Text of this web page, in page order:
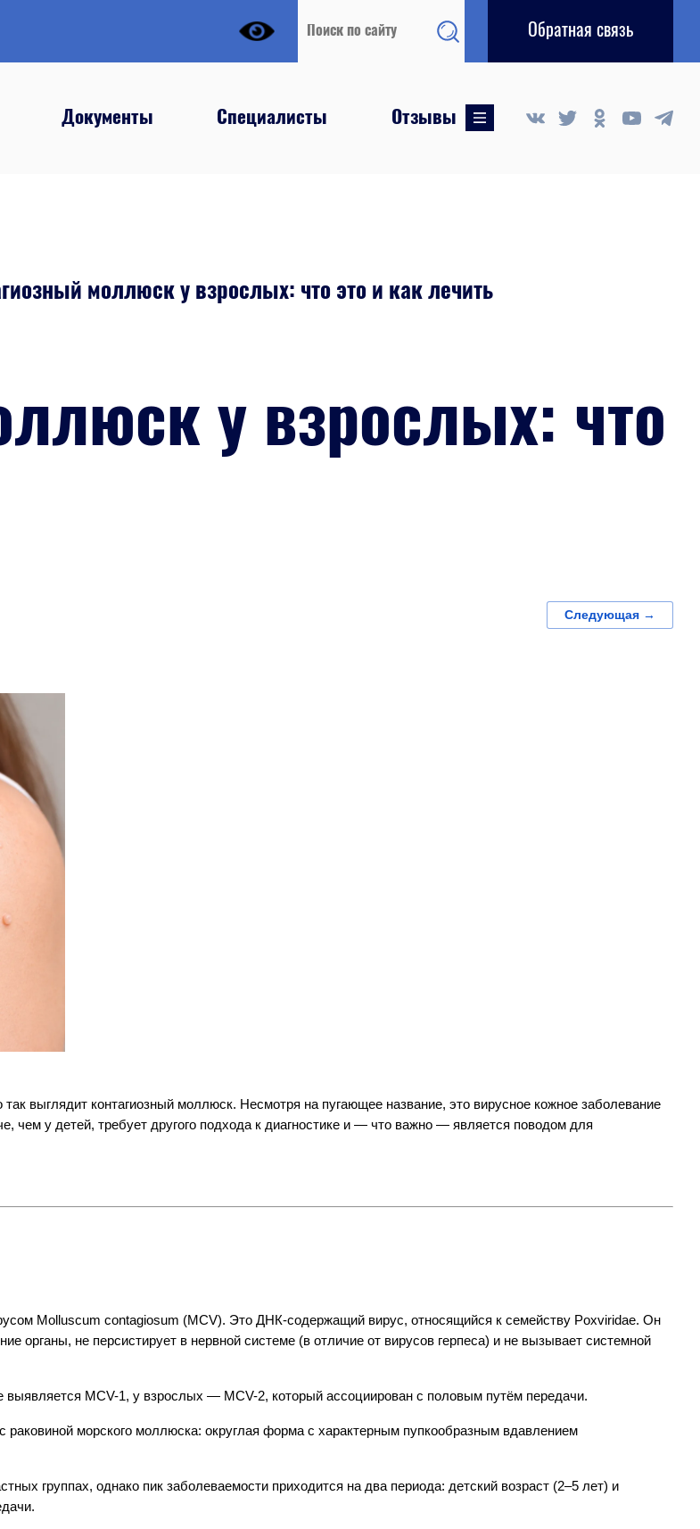
Обратная связь
Документы Специалисты Отзывы ...
моллюск у взрослых: что это и как лечить
у взрослых: что
Следующая →
выглядит контагиозный моллюск. Несмотря на пугающее название, это вирусное кожное заболевание
чем у детей, требует другого подхода к диагностике и — что важно — является поводом для
Molluscum contagiosum (MCV). Это ДНК-содержащий вирус, относящийся к семейству Poxviridae. Он
органы, не персистирует в нервной системе (в отличие от вирусов герпеса) и не вызывает системной
MCV-1, у взрослых — MCV-2, который ассоциирован с половым путём передачи.
морского моллюска: округлая форма с характерным пупкообразным вдавлением
группах, однако пик заболеваемости приходится на два периода: детский возраст (2–5 лет) и